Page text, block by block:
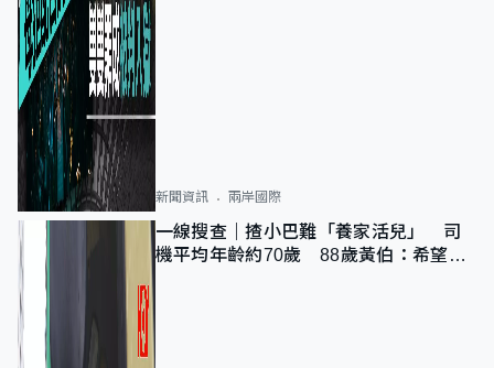
新聞資訊 兩岸國際
一線搜查｜揸小巴難「養家活兒」 司
機平均年齡約70歲 88歲黃伯：希望一